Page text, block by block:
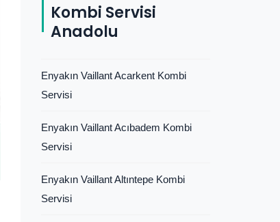
Kombi Servisi
Anadolu
Enyakın Vaillant Acarkent Kombi
Servisi
Enyakın Vaillant Acıbadem Kombi
Servisi
Enyakın Vaillant Altıntepe Kombi
Servisi